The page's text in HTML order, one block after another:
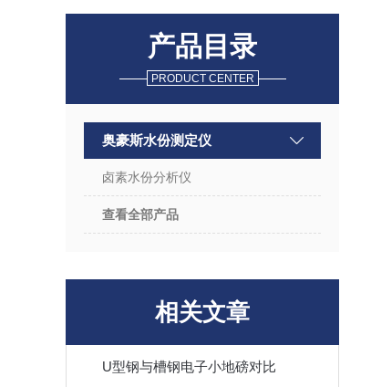
产品目录
PRODUCT CENTER
奥豪斯水份测定仪
卤素水份分析仪
查看全部产品
相关文章
U型钢与槽钢电子小地磅对比